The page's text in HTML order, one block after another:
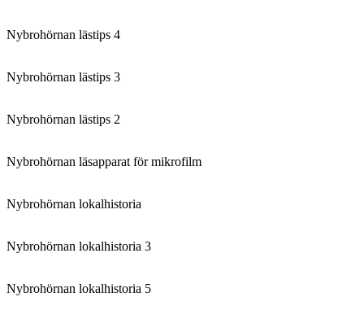
Nybrohörnan lästips 4
Nybrohörnan lästips 3
Nybrohörnan lästips 2
Nybrohörnan läsapparat för mikrofilm
Nybrohörnan lokalhistoria
Nybrohörnan lokalhistoria 3
Nybrohörnan lokalhistoria 5